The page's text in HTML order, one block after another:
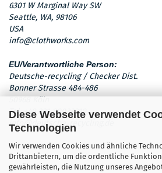
Diese Webseite verwendet
Technologien
Wir verwenden Cookies und ähnliche
Drittanbietern, um die ordentliche
gewährleisten, die Nutzung unseres
6301 W Marginal Way SW
Seattle, WA, 98106
USA
info@clothworks.com
EU/Verantwortliche Person:
Deutsche-recycling / Checker Dist.
Bonner Strasse 484-486
50968 Köln
Tel. +49 221 80033210
info@deutsche-recycling.de